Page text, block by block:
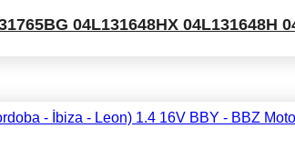
04L131648HX 04L131648H